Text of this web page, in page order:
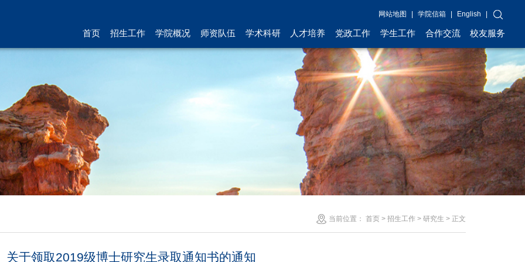
网站地图 学院信箱 English
首页 招生工作 学院概况 师资队伍 学术科研 人才培养 党政工作 学生工作 合作交流 校友服务
当前位置：首页 >招生工作 >研究生 > 正文
关于领取2019级博士研究生录取通知书的通知